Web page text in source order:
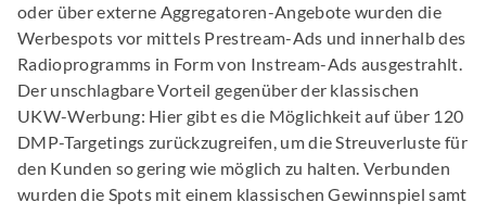
oder über externe Aggregatoren-Angebote wurden die
Werbespots vor mittels Prestream-Ads und innerhalb des
Radioprogramms in Form von Instream-Ads ausgestrahlt.
Der unschlagbare Vorteil gegenüber der klassischen
UKW-Werbung: Hier gibt es die Möglichkeit auf über 120
DMP-Targetings zurückzugreifen, um die Streuverluste für
den Kunden so gering wie möglich zu halten. Verbunden
wurden die Spots mit einem klassischen Gewinnspiel samt